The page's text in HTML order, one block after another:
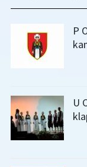
P
U